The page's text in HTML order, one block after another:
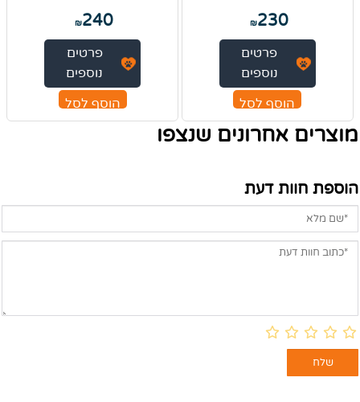
₪230
פרטים
נוספים
הוסף לסל
₪240
פרטים
נוספים
הוסף לסל
מוצרים אחרונים שנצפו
הוספת חוות דעת